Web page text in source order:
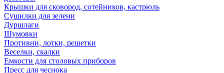
Крышки для сковород, сотейников, кастрюль
Сушилки для зелени
Дуршлаги
Шумовки
Противни, лотки, решетки
Веселки, скалки
Емкости для столовых приборов
Пресс для чеснока